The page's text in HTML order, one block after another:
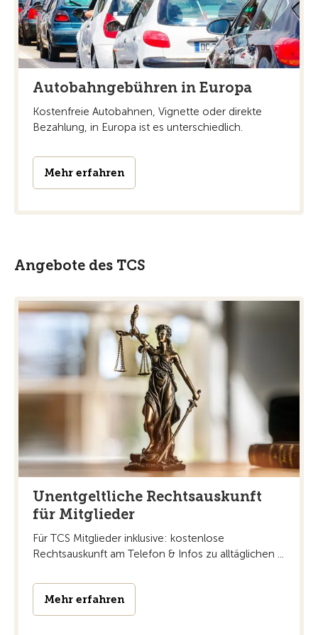
Autobahngebühren in Europa
Kostenfreie Autobahnen, Vignette oder direkte
Bezahlung, in Europa ist es unterschiedlich.
Mehr erfahren
Angebote des TCS
Unentgeltliche Rechtsauskunft
für Mitglieder
Für TCS Mitglieder inklusive: kostenlose
Rechtsauskunft am Telefon & Infos zu alltäglichen ...
Mehr erfahren